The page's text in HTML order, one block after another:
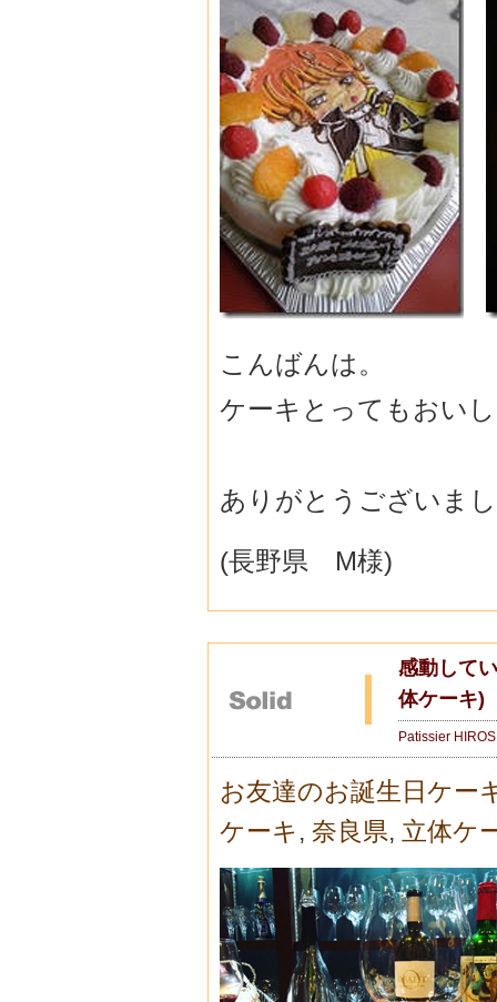
こんばんは。
ケーキとってもおい
ありがとうございま
(長野県 M様)
感動して
体ケーキ)
Patissier
お友達のお誕生日ケー
ケーキ , 奈良県, 立体ケ